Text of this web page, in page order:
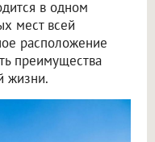
в одном
мест всей
расположение
преимущества
жизни.